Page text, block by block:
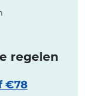
regelen
€78